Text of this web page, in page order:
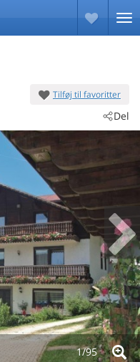
Tilføj til favoritter
Del
1/95